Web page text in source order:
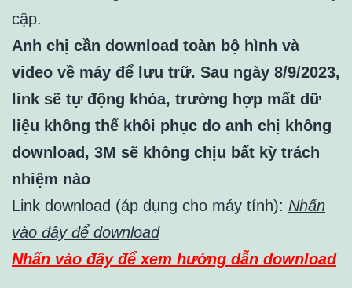
cập.
Anh chị cần download toàn bộ hình và
video về máy để lưu trữ. Sau ngày 8/9/2023,
link sẽ tự động khóa, trường hợp mất dữ
liệu không thể khôi phục do anh chị không
download, 3M sẽ không chịu bất kỳ trách
nhiệm nào
Link download (áp dụng cho máy tính): Nhấn
vào đây để download
Nhấn vào đây để xem hướng dẫn download